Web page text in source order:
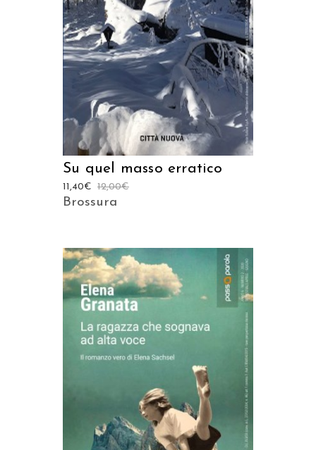
AGGIUNGI AL CARRELLO
Su quel masso erratico
12,00€
11,40€
Brossura
AGGIUNGI AL CARRELLO